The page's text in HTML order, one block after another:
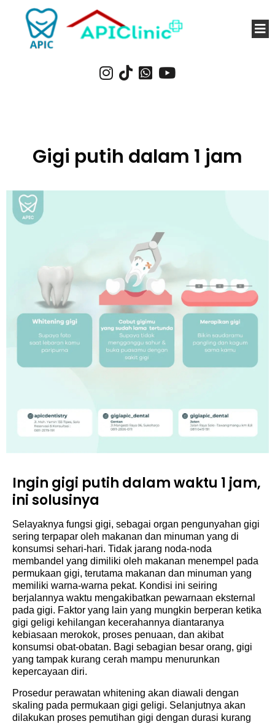
Gigi putih dalam 1 jam
Ingin gigi putih dalam waktu 1 jam,
ini solusinya
Selayaknya fungsi gigi, sebagai organ pengunyahan gigi
sering terpapar oleh makanan dan minuman yang di
konsumsi sehari-hari. Tidak jarang noda-noda
membandel yang dimiliki oleh makanan menempel pada
permukaan gigi, terutama makanan dan minuman yang
memiliki warna-warna pekat. Kondisi ini seiring
berjalannya waktu mengakibatkan pewarnaan eksternal
pada gigi. Faktor yang lain yang mungkin berperan ketika
gigi geligi kehilangan kecerahannya diantaranya
kebiasaan merokok, proses penuaan, dan akibat
konsumsi obat-obatan. Bagi sebagian besar orang, gigi
yang tampak kurang cerah mampu menurunkan
kepercayaan diri.
Prosedur perawatan whitening akan diawali dengan
skaling pada permukaan gigi geligi. Selanjutnya akan
dilakukan proses pemutihan gigi dengan durasi kurang